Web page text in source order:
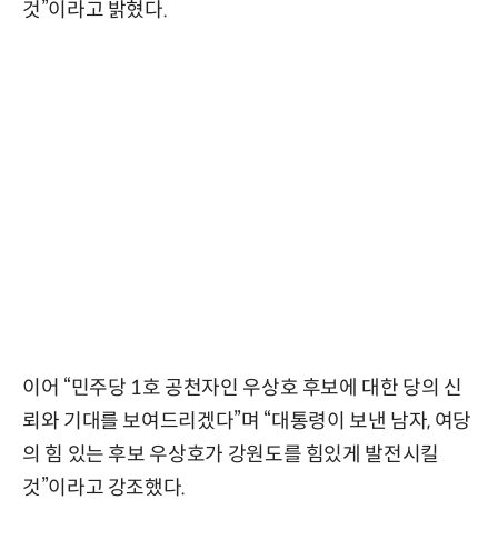
것”이라고 밝혔다.
이어 “민주당 1호 공천자인 우상호 후보에 대한 당의 신
뢰와 기대를 보여드리겠다”며 “대통령이 보낸 남자, 여당
의 힘 있는 후보 우상호가 강원도를 힘있게 발전시킬
것”이라고 강조했다.